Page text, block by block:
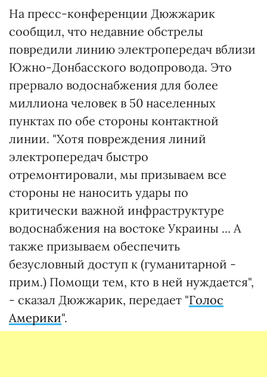
На пресс-конференции Дюжжарик
сообщил, что недавние обстрелы
повредили линию электропередач вблизи
Южно-Донбасского водопровода. Это
прервало водоснабжения для более
миллиона человек в 50 населенных
пунктах по обе стороны контактной
линии. "Хотя повреждения линий
электропередач быстро
отремонтировали, мы призываем все
стороны не наносить удары по
критически важной инфраструктуре
водоснабжения на востоке Украины ... А
также призываем обеспечить
безусловный доступ к (гуманитарной -
прим.) Помощи тем, кто в ней нуждается",
- сказал Дюжжарик, передает "Голос
Америки".